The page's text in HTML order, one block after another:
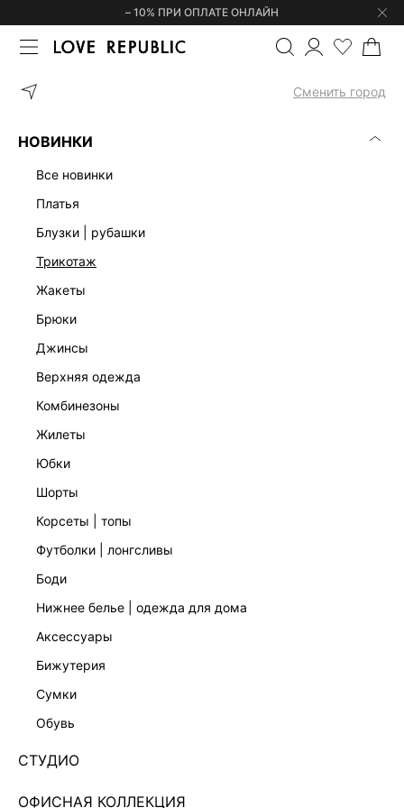
– 10% ПРИ ОПЛАТЕ ОНЛАЙН
Сменить город
НОВИНКИ
все новинки
платья
блузки | рубашки
трикотаж
жакеты
брюки
джинсы
верхняя одежда
комбинезоны
жилеты
юбки
шорты
корсеты | топы
футболки | лонгсливы
боди
нижнее белье | одежда для дома
аксессуары
бижутерия
сумки
обувь
СТУДИО
ОФИСНАЯ КОЛЛЕКЦИЯ
ГЛАВНАЯ ПРЯМЫЕ ДЖИНСЫ С
НОВИНКА
ПРЯМЫЕ ДЖИНСЫ С ВЫСОКОЙ ПОСАДКОЙ
6255460730-103
7 599 ₽-53%
900 ₽ x 4 платежа с Подели
ЦВЕТ:СИНИЙ /ИНДИГО